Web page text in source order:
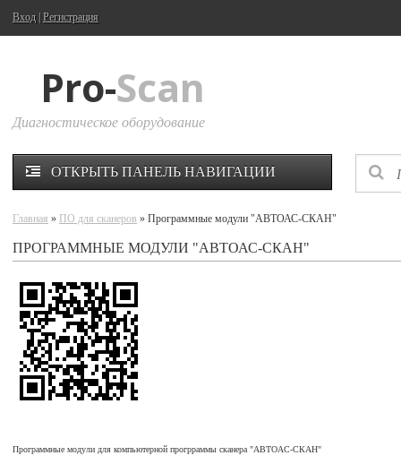
Вход Регистрация
Pro-Scan
Диагностическое оборудование
ОТКРЫТЬ ПАНЕЛЬ НАВИГАЦИИ
Главная » ПО для сканеров » Программные модули "АВТОАС-СКАН"
ПРОГРАММНЫЕ МОДУЛИ "АВТОАС-СКАН"
Программные модули для компьютерной прогрраммы сканера "АВТОАС-СКАН"